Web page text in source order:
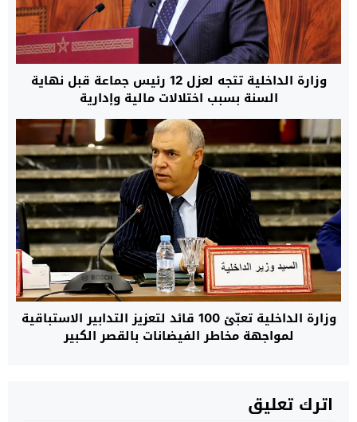
وزارة الداخلية تتجه لعزل 12 رئيس جماعة قبل نهاية
السنة بسبب اختلالات مالية وإدارية
وزارة الداخلية تعبّئ 100 قائد لتعزيز التدابير الاستباقية
لمواجهة مخاطر الفيضانات بالقصر الكبير
اترك تعليق